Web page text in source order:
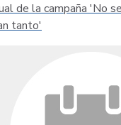
de la campaña 'No
tanto'